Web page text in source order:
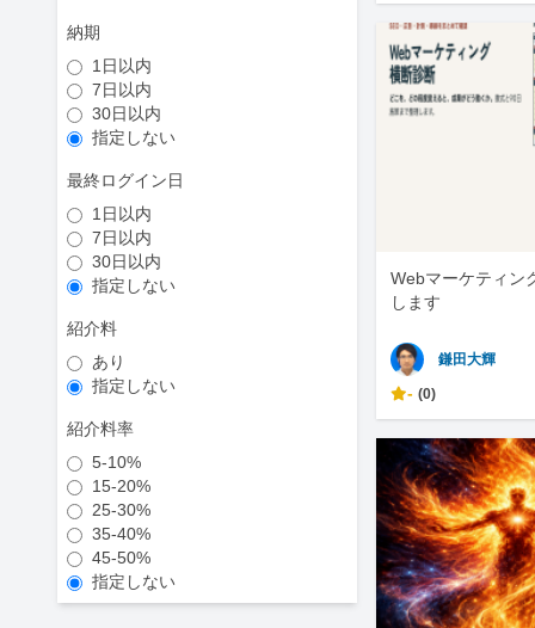
納期
1日以内
7日以内
30日以内
指定しない
最終ログイン日
1日以内
7日以内
30日以内
指定しない
紹介料
あり
指定しない
紹介料率
5-10%
15-20%
25-30%
35-40%
45-50%
指定しない
Webマーケティン
します
鎌田大輝
- (0)